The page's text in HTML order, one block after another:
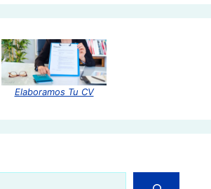
Elaboramos Tu CV